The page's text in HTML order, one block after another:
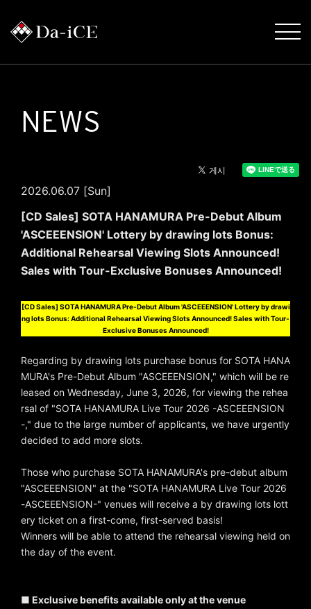
NEWS
2026.06.07 [Sun]
[CD Sales] SOTA HANAMURA Pre-Debut Album
'ASCEEENSION' Lottery by drawing lots Bonus:
Additional Rehearsal Viewing Slots Announced!
Sales with Tour-Exclusive Bonuses Announced!
[CD Sales] SOTA HANAMURA Pre-Debut Album 'ASCEEENSION' Lottery by drawi
ng lots Bonus: Additional Rehearsal Viewing Slots Announced! Sales with Tour-
Exclusive Bonuses Announced!
Regarding by drawing lots purchase bonus for SOTA HANA
MURA's Pre-Debut Album "ASCEEENSION," which will be re
leased on Wednesday, June 3, 2026, for viewing the rehea
rsal of "SOTA HANAMURA Live Tour 2026 -ASCEEENSION
-," due to the large number of applicants, we have urgently
decided to add more slots.
Those who purchase SOTA HANAMURA's pre-debut album
"ASCEEENSION" at the "SOTA HANAMURA Live Tour 2026
-ASCEEENSION-" venues will receive a by drawing lots lott
ery ticket on a first-come, first-served basis!
Winners will be able to attend the rehearsal viewing held on
the day of the event.
■ Exclusive benefits available only at the venue